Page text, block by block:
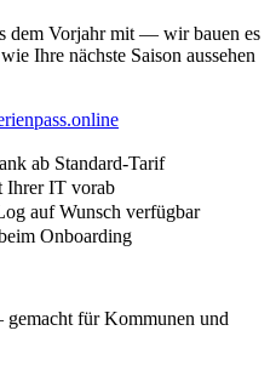
dem Vorjahr mit — wir bauen es
Ihre nächste Saison aussehen
ab Standard-Tarif
Ihrer IT vorab
auf Wunsch verfügbar
Onboarding
für Kommunen und